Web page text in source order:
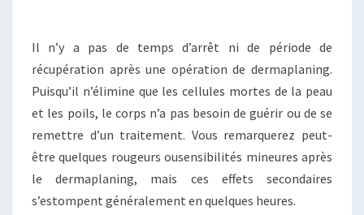
Il n’y a pas de temps d’arrêt ni de période de
récupération après une opération de dermaplaning.
Puisqu’il n’élimine que les cellules mortes de la peau
et les poils, le corps n’a pas besoin de guérir ou de se
remettre d’un traitement. Vous remarquerez peut-
être quelques rougeurs ousensibilités mineures après
le dermaplaning, mais ces effets secondaires
s’estompent généralement en quelques heures.